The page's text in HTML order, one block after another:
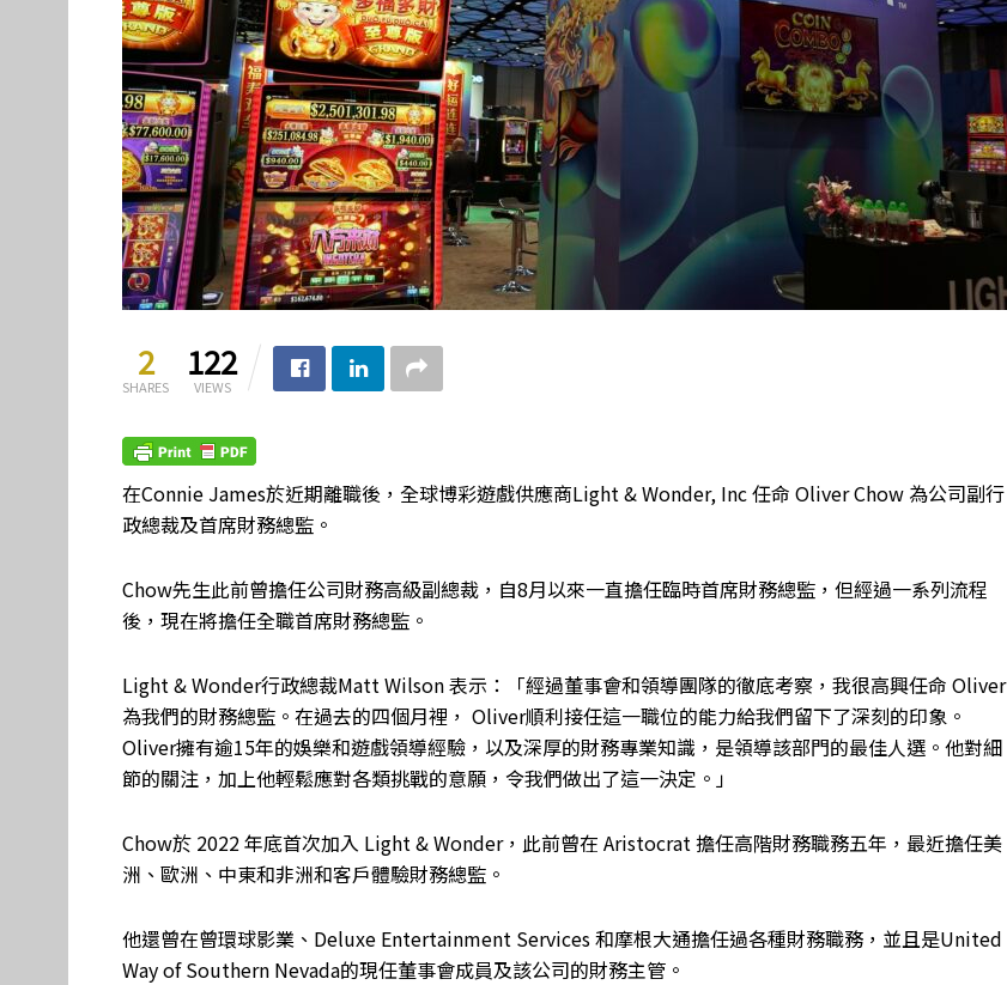
2
SHARES
122
VIEWS
在Connie James於近期離職後，全球博彩遊戲供應商Light & Wonder, Inc 任命 Oliver Chow 為公司副行
政總裁及首席財務總監。
Chow先生此前曾擔任公司財務高級副總裁，自8月以來一直擔任臨時首席財務總監，但經過一系列流程
後，現在將擔任全職首席財務總監。
Light & Wonder行政總裁Matt Wilson 表示：「經過董事會和領導團隊的徹底考察，我很高興任命 Oliver
為我們的財務總監。在過去的四個月裡， Oliver順利接任這一職位的能力給我們留下了深刻的印象。
Oliver擁有逾15年的娛樂和遊戲領導經驗，以及深厚的財務專業知識，是領導該部門的最佳人選。他對細
節的關注，加上他輕鬆應對各類挑戰的意願，令我們做出了這一決定。」
Chow於 2022 年底首次加入 Light & Wonder，此前曾在 Aristocrat 擔任高階財務職務五年，最近擔任美
洲、歐洲、中東和非洲和客戶體驗財務總監。
他還曾在曾環球影業、Deluxe Entertainment Services 和摩根大通擔任過各種財務職務，並且是United
Way of Southern Nevada的現任董事會成員及該公司的財務主管。